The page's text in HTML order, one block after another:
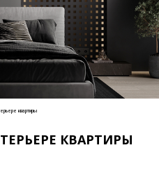
квартиры
КВАРТИРЫ